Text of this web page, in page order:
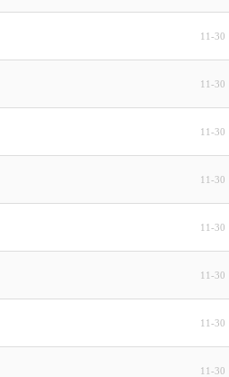
11-30
11-30
11-30
11-30
11-30
11-30
11-30
11-30